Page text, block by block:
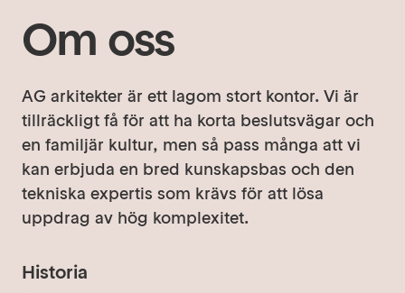
Kontakt
Om oss
AG arkitekter är ett lagom stort kontor. Vi är
tillräckligt få för att ha korta beslutsvägar och
en familjär kultur, men så pass många att vi
kan erbjuda en bred kunskapsbas och den
tekniska expertis som krävs för att lösa
uppdrag av hög komplexitet.
Historia